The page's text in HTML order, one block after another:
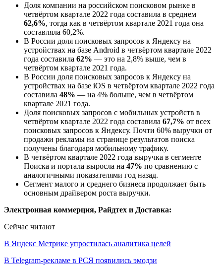
Доля компании на российском поисковом рынке в
четвёртом квартале 2022 года составила в среднем
62,6%, тогда как в четвёртом квартале 2021 года она
составляла 60,2%.
В России доля поисковых запросов к Яндексу на
устройствах на базе Android в четвёртом квартале 2022
года составила 62% — это на 2,8% выше, чем в
четвёртом квартале 2021 года.
В России доля поисковых запросов к Яндексу на
устройствах на базе iOS в четвёртом квартале 2022 года
составила 48% — на 4% больше, чем в четвёртом
квартале 2021 года.
Доля поисковых запросов с мобильных устройств в
четвёртом квартале 2022 года составила 67,7% от всех
поисковых запросов к Яндексу. Почти 60% выручки от
продажи рекламы на странице результатов поиска
получены благодаря мобильному трафику.
В четвёртом квартале 2022 года выручка в сегменте
Поиска и портала выросла на 47% по сравнению с
аналогичными показателями год назад.
Сегмент малого и среднего бизнеса продолжает быть
основным драйвером роста выручки.
Электронная коммерция, Райдтех и Доставка:
Сейчас читают
В Яндекс Метрике упростилась аналитика целей
В Telegram-рекламе в РСЯ появились эмодзи